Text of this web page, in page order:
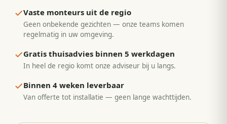
Vaste monteurs uit de regio
Geen onbekende gezichten — onze teams komen
regelmatig in uw omgeving.
Gratis thuisadvies binnen 5 werkdagen
In heel de regio komt onze adviseur bij u langs.
Binnen 4 weken leverbaar
Van offerte tot installatie — geen lange wachttijden.